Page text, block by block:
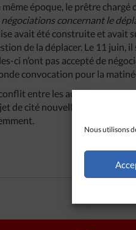
Nous utilisons
même époque, le prêtre
négociations concernant le
avait été construite et avait
de la déplacer. Le 11 juin,
ci n’ont pas accepté de
convocation pour la
entre les autorités
de cité nouvelle au-delà de la